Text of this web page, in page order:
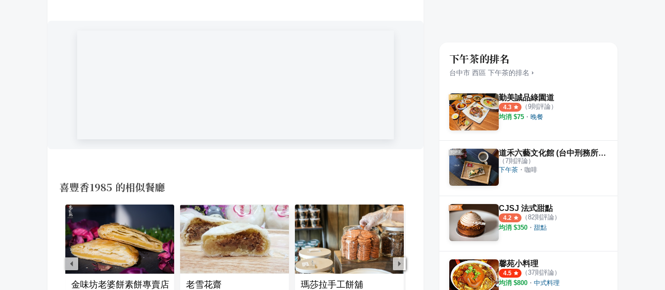
喜豐香1985 的相似餐廳
金味坊老婆餅素餅專賣店 老雪花齋 瑪莎拉手工餅舖 一福堂
下午茶的排名
台中市 西區 下午茶的排名 ›
勤美誠品綠園道
4.3 （9則評論）
均消 $75 ・ 晚餐
道禾六藝文化館 (台中刑務所演武場)
（7則評論）
下午茶 ・ 咖啡
CJSJ 法式甜點
4.2 （82則評論）
均消 $350 ・ 甜點
馨苑小料理
4.5 （37則評論）
均消 $800 ・ 中式料理